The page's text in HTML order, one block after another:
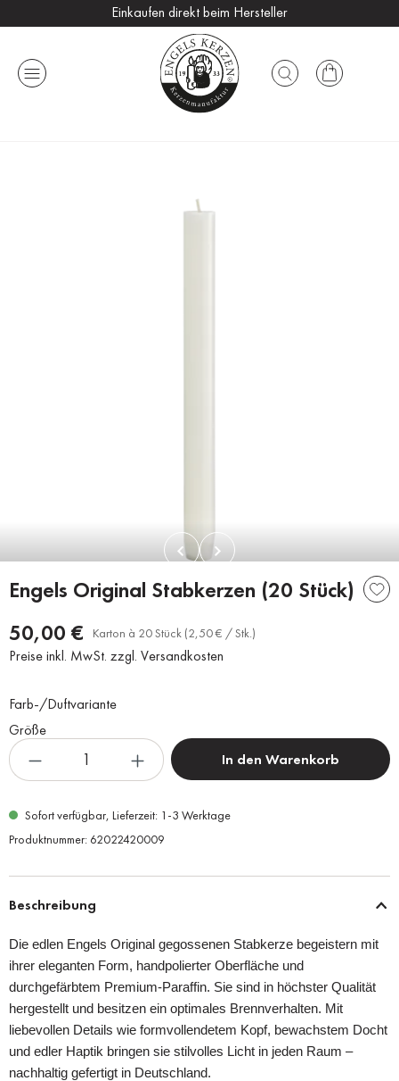
Einkaufen direkt beim Hersteller
Versandkostenfrei ab 25 €
Handmade in Germany
Engels Original Stabkerzen (20 Stück)
50,00 €
Karton à 20 Stück (2,50 € / Stk.)
Preise inkl. MwSt. zzgl. Versandkosten
Farb-/Duftvariante
Größe
In den Warenkorb
Sofort verfügbar, Lieferzeit: 1-3 Werktage
Produktnummer: 62022420009
Beschreibung
Die edlen Engels Original gegossenen Stabkerze begeistern mit
ihrer eleganten Form, handpolierter Oberfläche und
durchgefärbtem Premium-Paraffin. Sie sind in höchster Qualität
hergestellt und besitzen ein optimales Brennverhalten. Mit
liebevollen Details wie formvollendetem Kopf, bewachstem Docht
und edler Haptik bringen sie stilvolles Licht in jeden Raum –
nachhaltig gefertigt in Deutschland.